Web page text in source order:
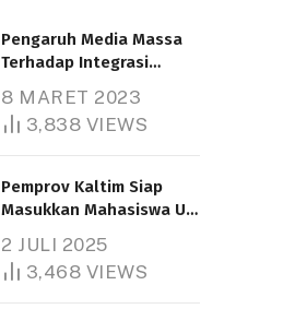
Pengaruh Media Massa
Terhadap Integrasi
Telah dibaca : 4.603 Kali.
8 MARET 2023
3,838 VIEWS
Pemprov Kaltim Siap
Masukkan Mahasiswa UT
Bantuan Pendidikan
Gratispol
2 JULI 2025
3,468 VIEWS